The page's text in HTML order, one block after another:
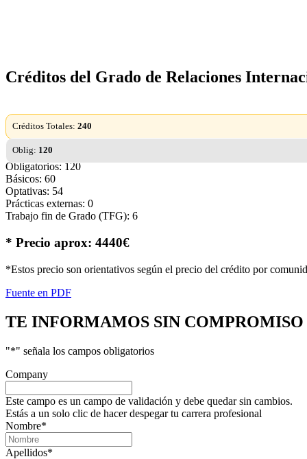
Créditos del Grado de Relaciones
Créditos Totales: 240
Oblig: 120
Obligatorios: 120
Básicos: 60
Optativas: 54
Prácticas externas: 0
Trabajo fin de Grado (TFG): 6
* Precio aprox: 4440€
*Estos precio son orientativos según el precio del crédito por
Fuente en PDF
TE INFORMAMOS SIN COMPROMISO
"*" señala los campos obligatorios
Company
Este campo es un campo de validación y debe quedar sin cambios.
Estás a un solo clic de hacer despegar tu carrera profesional
Nombre*
Apellidos*